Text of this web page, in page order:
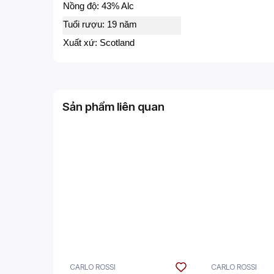
Nồng độ: 43% Alc
Tuổi rượu: 19 năm
Xuất xứ: Scotland
Sản phẩm liên quan
CARLO ROSSI CARLO ROSSI